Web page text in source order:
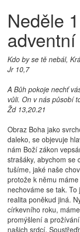
Neděle
Kdo by se tě nebál,
Jr 10,7
A Bůh pokoje nechť
vůli. On v nás působí
Žd 13,20.21
Obraz Boha jako
daleko, se objevuje
nám Boží zákon
strašáky, abychom se
tušíme, jaké naše
protože k němu
nechováme se tak.
realita poněkud jiná.
církevního roku,
promýšlení a
našich srdcí.